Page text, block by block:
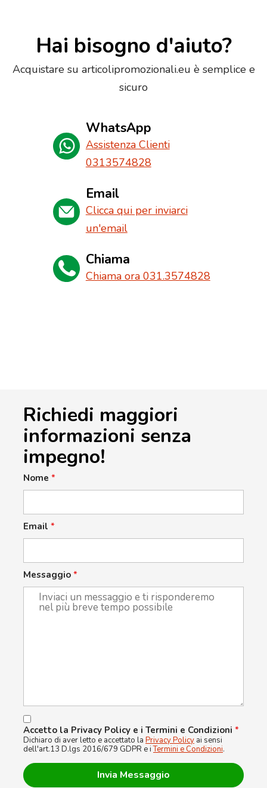
Hai bisogno d'aiuto?
Acquistare su articolipromozionali.eu è semplice e
sicuro
WhatsApp
Assistenza Clienti
0313574828
Email
Clicca qui per inviarci
un'email
Chiama
Chiama ora 031.3574828
Richiedi maggiori
informazioni senza
impegno!
Nome *
Email *
Messaggio *
Accetto la Privacy Policy e i Termini e Condizioni *
Dichiaro di aver letto e accettato la Privacy Policy ai sensi
dell'art.13 D.lgs 2016/679 GDPR e iTermini e Condizioni.